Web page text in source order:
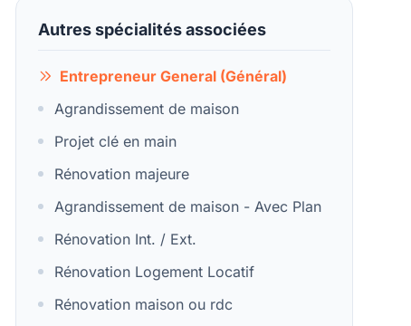
Autres spécialités associées
Entrepreneur General (Général)
Agrandissement de maison
Projet clé en main
Rénovation majeure
Agrandissement de maison - Avec Plan
Rénovation Int. / Ext.
Rénovation Logement Locatif
Rénovation maison ou rdc